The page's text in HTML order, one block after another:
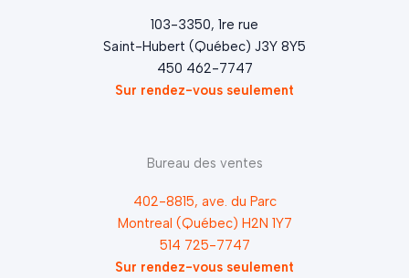
103-3350, 1re rue
Saint-Hubert (Québec) J3Y 8Y5
450 462-7747
Sur rendez-vous seulement
Bureau des ventes
402-8815, ave. du Parc
Montreal (Québec) H2N 1Y7
514 725-7747
Sur rendez-vous seulement